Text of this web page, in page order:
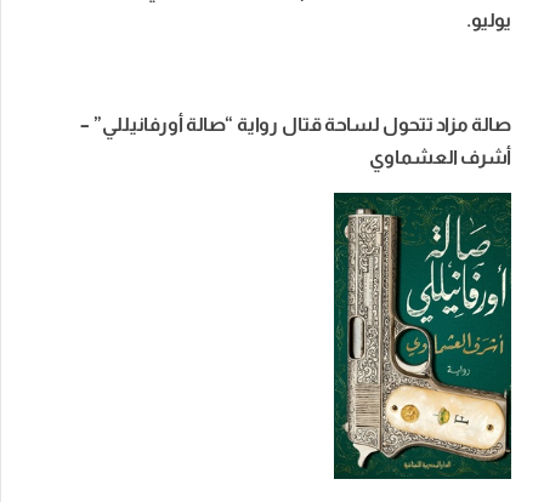
يوليو.
صالة مزاد تتحول لساحة قتال رواية “صالة أورفانيللي” –
أشرف العشماوي